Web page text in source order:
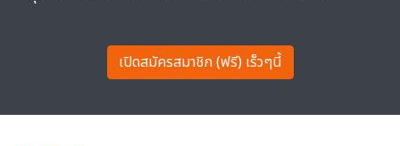
เปิดสมัครสมาชิก (ฟรี) เร็วๆนี้